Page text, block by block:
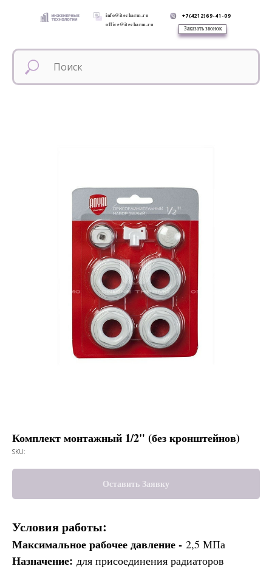
info@itecharm.ru
office@itecharm.ru
+7(4212)69-41-09
Заказать звонок
Комплект монтажный 1/2" (без кронштейнов)
SKU:
Оставить Заявку
Условия работы:
Максимальное рабочее давление - 2,5 МПа
Назначение: для присоединения радиаторов